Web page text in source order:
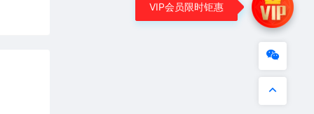
VIP会员限时钜惠